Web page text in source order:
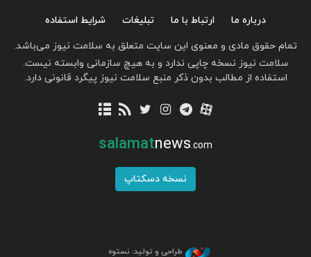
درباره ما ارتباط با ما تبلیغات
شرایط استفاده
تمام حقوق مادی و معنوی این سایت متعلق به سلامت نیوز می‌باشد.
سلامت نیوز نسخه چاپی ندارد و به هیچ سازمانی وابسته نیست.
استفاده از مطالب بدون ذکر منبع سلامت نیوز پیگرد قانونی دارد.
salamatnews.com
نسخه دسکتاپ
طراحی و تولید: نستوه